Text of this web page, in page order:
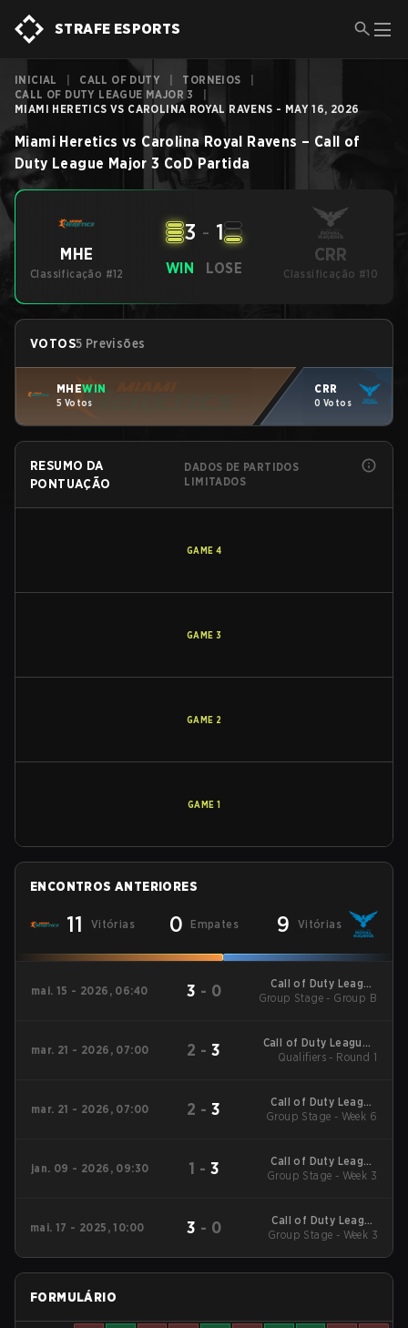
STRAFE ESPORTS
INICIAL CALL OF DUTY TORNEIOS
CALL OF DUTY LEAGUE MAJOR 3
MIAMI HERETICS VS CAROLINA ROYAL RAVENS - MAY 16, 2026
Miami Heretics vs Carolina Royal Ravens – Call of
Duty League Major 3 CoD Partida
MHE
Classificação #12 WIN
3 - 1
LOSE
CRR
Classificação #10
VOTOS5 Previsões
MHEWIN
5 Votos
CRR
0 Votos
RESUMO DA
PONTUAÇÃO
DADOS DE PARTIDOS
LIMITADOS
GAME 4
GAME 3
GAME 2
GAME 1
ENCONTROS ANTERIORES
11 Vitórias 0 Empates 9 Vitórias
mai. 15 - 2026, 06:40 3 - 0
Call of Duty League
Major 3
Group Stage - Group B
mar. 21 - 2026, 07:00 2 -3
Call of Duty League -
Call of Duty League
Qualifiers - Round 1
mar. 21 - 2026, 07:00 2 -3
Call of Duty League
2026 Regular Season
Group Stage - Week 6
jan. 09 - 2026, 09:30 1 - 3
Call of Duty League
2026 Regular Season
Group Stage - Week 3
mai. 17 - 2025, 10:00 3 - 0
Call of Duty League
2025 Regular Season
Group Stage - Week 3
FORMULÁRIO